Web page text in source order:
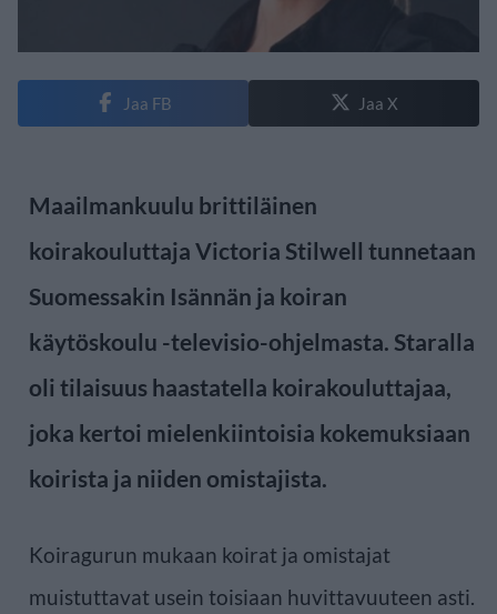
Jaa FB Jaa X
Maailmankuulu brittiläinen
koirakouluttaja Victoria Stilwell tunnetaan
Suomessakin Isännän ja koiran
käytöskoulu -televisio-ohjelmasta. Staralla
oli tilaisuus haastatella koirakouluttajaa,
joka kertoi mielenkiintoisia kokemuksiaan
koirista ja niiden omistajista.
Koiragurun mukaan koirat ja omistajat
muistuttavat usein toisiaan huvittavuuteen asti.